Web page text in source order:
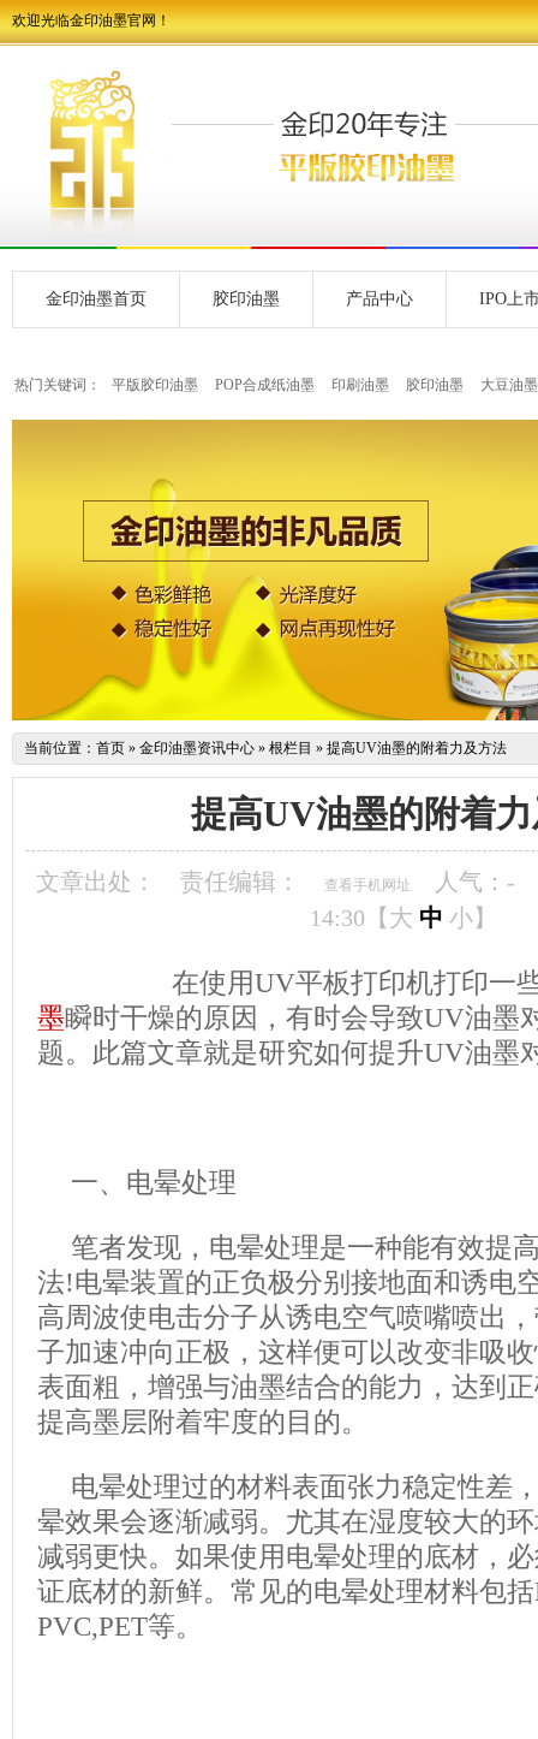
欢迎光临金印油墨官网！
金印油墨首页 胶印油墨 产品中心 IPO上
热门关键词： 平版胶印油墨 POP合成纸油墨 印刷油墨 胶印油墨 大豆油墨
当前位置： 首页 » 金印油墨资讯中心 » 根栏目 » 提高UV油墨的附着力及方法
提高UV油墨的附着
文章出处： 责任编辑： 查看手机网址 人气： -
14:30【 大 中 小】
在使用UV平板打印机打印一些
墨瞬时干燥的原因，有时会导致UV油墨
题。此篇文章就是研究如何提升UV油墨
一、电晕处理
笔者发现，电晕处理是一种能有效提
法!电晕装置的正负极分别接地面和诱电
高周波使电击分子从诱电空气喷嘴喷出
子加速冲向正极，这样便可以改变非吸
表面粗，增强与油墨结合的能力，达到
提高墨层附着牢度的目的。
电晕处理过的材料表面张力稳定性差
晕效果会逐渐减弱。尤其在湿度较大的
减弱更快。如果使用电晕处理的底材，
证底材的新鲜。常见的电晕处理材料包括
PVC,PET等。